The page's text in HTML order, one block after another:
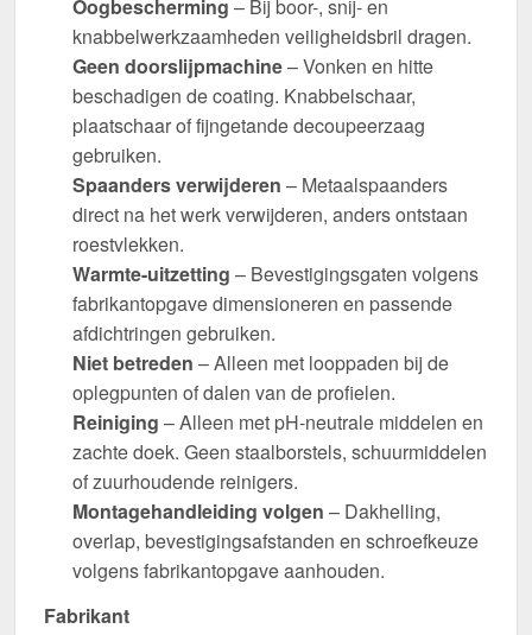
Oogbescherming – Bij boor-, snij- en
knabbelwerkzaamheden veiligheidsbril dragen.
Geen doorslijpmachine– Vonken en hitte
beschadigen de coating. Knabbelschaar,
plaatschaar of fijngetande decoupeerzaag
gebruiken.
Spaanders verwijderen – Metaalspaanders
direct na het werk verwijderen, anders ontstaan
roestvlekken.
Warmte-uitzetting – Bevestigingsgaten volgens
fabrikantopgave dimensioneren en passende
afdichtringen gebruiken.
Niet betreden – Alleen met looppaden bij de
oplegpunten of dalen van de profielen.
Reiniging – Alleen met pH-neutrale middelen en
zachte doek. Geen staalborstels, schuurmiddelen
of zuurhoudende reinigers.
Montagehandleiding volgen – Dakhelling,
overlap, bevestigingsafstanden en schroefkeuze
volgens fabrikantopgave aanhouden.
Fabrikant